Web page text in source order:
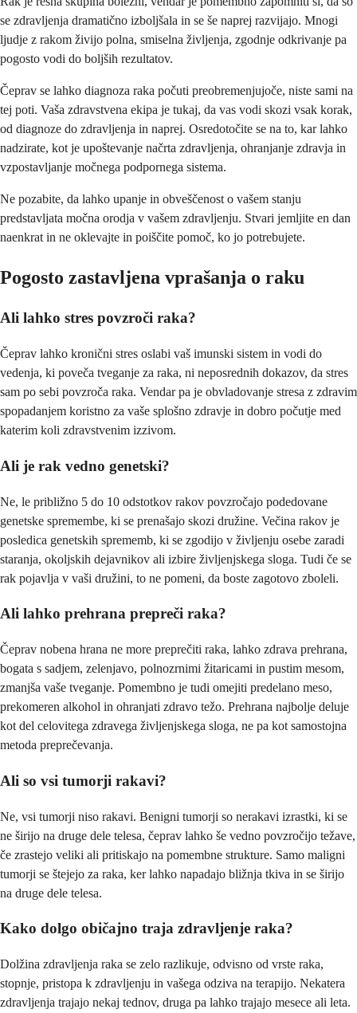
se zdravljenja dramatično izboljšala in se še naprej razvijajo. Mnogi
ljudje z rakom živijo polna, smiselna življenja, zgodnje odkrivanje pa
pogosto vodi do boljših rezultatov.
Čeprav se lahko diagnoza raka počuti preobremenjujoče, niste sami na
tej poti. Vaša zdravstvena ekipa je tukaj, da vas vodi skozi vsak korak,
od diagnoze do zdravljenja in naprej. Osredotočite se na to, kar lahko
nadzirate, kot je upoštevanje načrta zdravljenja, ohranjanje zdravja in
vzpostavljanje močnega podpornega sistema.
Ne pozabite, da lahko upanje in obveščenost o vašem stanju
predstavljata močna orodja v vašem zdravljenju. Stvari jemljite en dan
naenkrat in ne oklevajte in poiščite pomoč, ko jo potrebujete.
Pogosto zastavljena vprašanja o raku
Ali lahko stres povzroči raka?
Čeprav lahko kronični stres oslabi vaš imunski sistem in vodi do
vedenja, ki poveča tveganje za raka, ni neposrednih dokazov, da stres
sam po sebi povzroča raka. Vendar pa je obvladovanje stresa z zdravim
spopadanjem koristno za vaše splošno zdravje in dobro počutje med
katerim koli zdravstvenim izzivom.
Ali je rak vedno genetski?
Ne, le približno 5 do 10 odstotkov rakov povzročajo podedovane
genetske spremembe, ki se prenašajo skozi družine. Večina rakov je
posledica genetskih sprememb, ki se zgodijo v življenju osebe zaradi
staranja, okoljskih dejavnikov ali izbire življenjskega sloga. Tudi če se
rak pojavlja v vaši družini, to ne pomeni, da boste zagotovo zboleli.
Ali lahko prehrana prepreči raka?
Čeprav nobena hrana ne more preprečiti raka, lahko zdrava prehrana,
bogata s sadjem, zelenjavo, polnozrnimi žitaricami in pustim mesom,
zmanjša vaše tveganje. Pomembno je tudi omejiti predelano meso,
prekomeren alkohol in ohranjati zdravo težo. Prehrana najbolje deluje
kot del celovitega zdravega življenjskega sloga, ne pa kot samostojna
metoda preprečevanja.
Ali so vsi tumorji rakavi?
Ne, vsi tumorji niso rakavi. Benigni tumorji so nerakavi izrastki, ki se
ne širijo na druge dele telesa, čeprav lahko še vedno povzročijo težave,
če zrastejo veliki ali pritiskajo na pomembne strukture. Samo maligni
tumorji se štejejo za raka, ker lahko napadajo bližnja tkiva in se širijo
na druge dele telesa.
Kako dolgo običajno traja zdravljenje raka?
Dolžina zdravljenja raka se zelo razlikuje, odvisno od vrste raka,
stopnje, pristopa k zdravljenju in vašega odziva na terapijo. Nekatera
zdravljenja trajajo nekaj tednov, druga pa lahko trajajo mesece ali leta.